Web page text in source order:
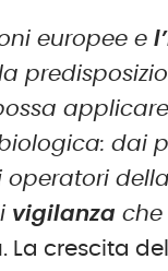
europee e
dai
operatori della
vigilanza che
. La crescita